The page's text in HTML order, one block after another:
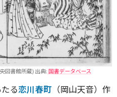
図書館所蔵) 出典:国書データベース
る恋川春町 （岡山天音）作